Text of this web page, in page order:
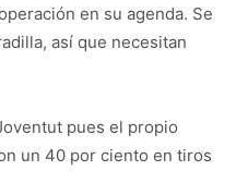
en su agenda. Se
así que necesitan
pues el propio
un 40 por ciento en tiros